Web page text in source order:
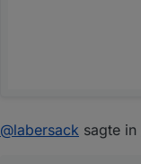
@labersack sagte in